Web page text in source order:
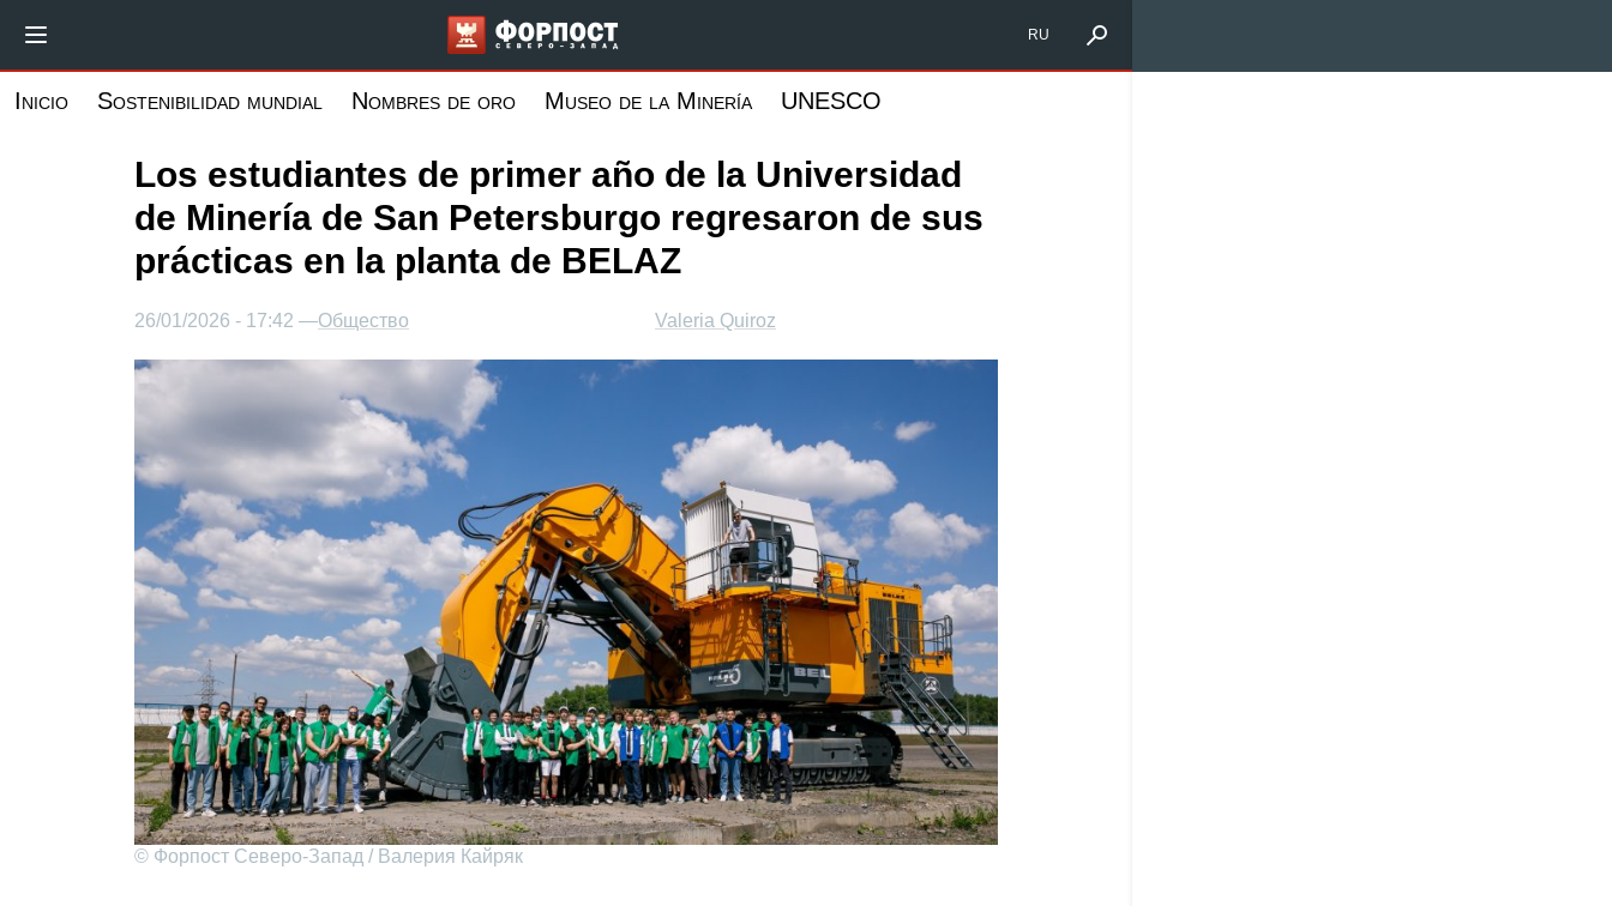
contenido
Форпост Северо-Запад RU
Inicio Sostenibilidad mundial Nombres de oro Museo de la Minería UNESCO
Los estudiantes de primer año de la Universidad
de Minería de San Petersburgo regresaron de sus
prácticas en la planta de BELAZ
Valeria Quiroz
26/01/2026 - 17:42 —Общество
© Форпост Северо-Запад / Валерия Кайряк